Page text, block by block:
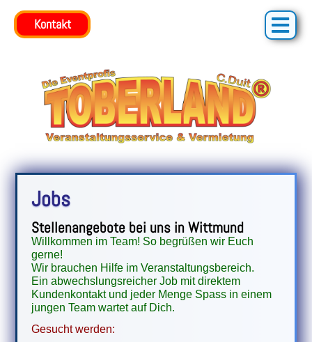
Jobs
Stellenangebote bei uns in Wittmund
Willkommen im Team! So begrüßen wir Euch
gerne!
Wir brauchen Hilfe im Veranstaltungsbereich.
Ein abwechslungsreicher Job mit direktem
Kundenkontakt und jeder Menge Spass in einem
jungen Team wartet auf Dich.
Gesucht werden:
Kontakt